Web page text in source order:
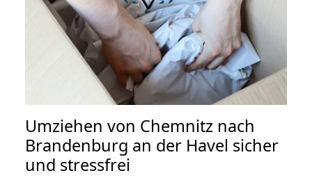
Umziehen von Chemnitz nach
Brandenburg an der Havel sicher
und stressfrei